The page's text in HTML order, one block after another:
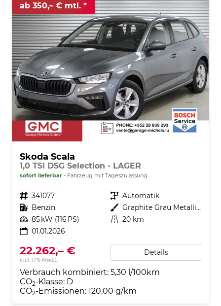
ab 350,– € mtl.
Skoda Scala
1,0 TSI DSG Selection - LAGER
sofort lieferbar Fahrzeug mit Tageszulassung
Fahrzeugnr. 341077 Getriebe Automatik
Kraftstoff Benzin Außenfarbe
Graphite Grau Metallic (5X)
Leistung 85 kW (116 PS) Kilometerstand 20 km
01.01.2026
22.262,– €
incl. 17% MwSt.
Details
Verbrauch kombiniert: 5,30 l/100km
CO2-Klasse: D
CO2-Emissionen: 120,00 g/km